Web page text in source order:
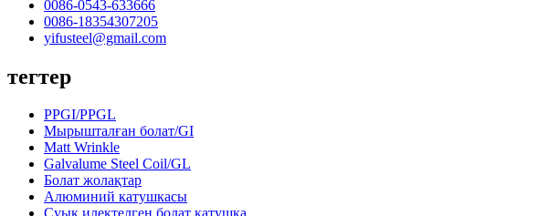
0086-0543-633666
0086-18354307205
yifusteel@gmail.com
тегтер
PPGI/PPGL
Мырышталған болат/GI
Matt Wrinkle
Galvalume Steel Coil/GL
Болат жолақтар
Алюминий катушкасы